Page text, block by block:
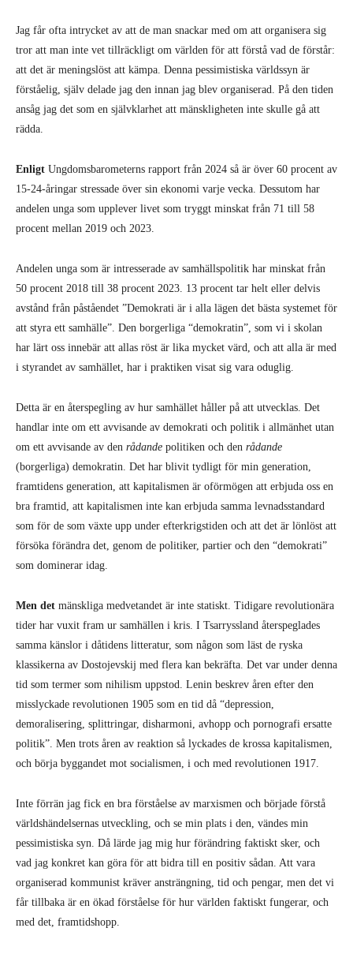
Jag får ofta intrycket av att de man snackar med om att organisera sig
tror att man inte vet tillräckligt om världen för att förstå vad de förstår:
att det är meningslöst att kämpa. Denna pessimistiska världssyn är
förståelig, själv delade jag den innan jag blev organiserad. På den tiden
ansåg jag det som en självklarhet att mänskligheten inte skulle gå att
rädda.
Enligt Ungdomsbarometerns rapport från 2024 så är över 60 procent av
15-24-åringar stressade över sin ekonomi varje vecka. Dessutom har
andelen unga som upplever livet som tryggt minskat från 71 till 58
procent mellan 2019 och 2023.
Andelen unga som är intresserade av samhällspolitik har minskat från
50 procent 2018 till 38 procent 2023. 13 procent tar helt eller delvis
avstånd från påståendet ”Demokrati är i alla lägen det bästa systemet för
att styra ett samhälle”. Den borgerliga “demokratin”, som vi i skolan
har lärt oss innebär att allas röst är lika mycket värd, och att alla är med
i styrandet av samhället, har i praktiken visat sig vara oduglig.
Detta är en återspegling av hur samhället håller på att utvecklas. Det
handlar inte om ett avvisande av demokrati och politik i allmänhet utan
om ett avvisande av den rådande politiken och den rådande
(borgerliga) demokratin. Det har blivit tydligt för min generation,
framtidens generation, att kapitalismen är oförmögen att erbjuda oss en
bra framtid, att kapitalismen inte kan erbjuda samma levnadsstandard
som för de som växte upp under efterkrigstiden och att det är lönlöst att
försöka förändra det, genom de politiker, partier och den “demokrati”
som dominerar idag.
Men det mänskliga medvetandet är inte statiskt. Tidigare revolutionära
tider har vuxit fram ur samhällen i kris. I Tsarryssland återspeglades
samma känslor i dåtidens litteratur, som någon som läst de ryska
klassikerna av Dostojevskij med flera kan bekräfta. Det var under denna
tid som termer som nihilism uppstod. Lenin beskrev åren efter den
misslyckade revolutionen 1905 som en tid då “depression,
demoralisering, splittringar, disharmoni, avhopp och pornografi ersatte
politik”. Men trots åren av reaktion så lyckades de krossa kapitalismen,
och börja byggandet mot socialismen, i och med revolutionen 1917.
Inte förrän jag fick en bra förståelse av marxismen och började förstå
världshändelsernas utveckling, och se min plats i den, vändes min
pessimistiska syn. Då lärde jag mig hur förändring faktiskt sker, och
vad jag konkret kan göra för att bidra till en positiv sådan. Att vara
organiserad kommunist kräver ansträngning, tid och pengar, men det vi
får tillbaka är en ökad förståelse för hur världen faktiskt fungerar, och
med det, framtidshopp.